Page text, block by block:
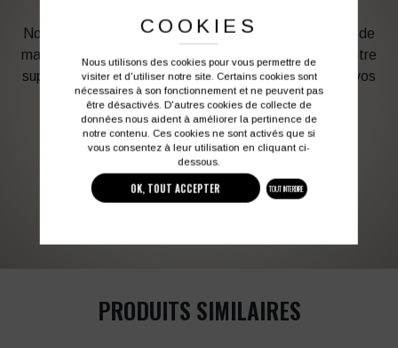
Notre graphiste connait les produits et les techniques de
marquage. Elle sera à votre service afin d’optimiser votre
support en fonction des contraintes techniques et de vos
besoins d’image. Profitez de son expérience !
Vous souhaitez avoir plus d’informations ?
03 27 28 87 86 contact@colbleu.fr
PRODUITS SIMILAIRES
COOKIES
Nous utilisons des cookies pour vous permettre de
visiter et d'utiliser notre site. Certains cookies sont
nécessaires à son fonctionnement et ne peuvent pas
être désactivés. D'autres cookies de collecte de
données nous aident à améliorer la pertinence de
notre contenu. Ces cookies ne sont activés que si
vous consentez à leur utilisation en cliquant ci-
dessous.
OK, TOUT ACCEPTER TOUT INTERDIRE